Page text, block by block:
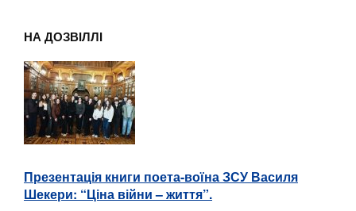
НА ДОЗВІЛЛІ
Презентація книги поета-воїна ЗСУ Василя
Шекери: “Ціна війни – життя”.